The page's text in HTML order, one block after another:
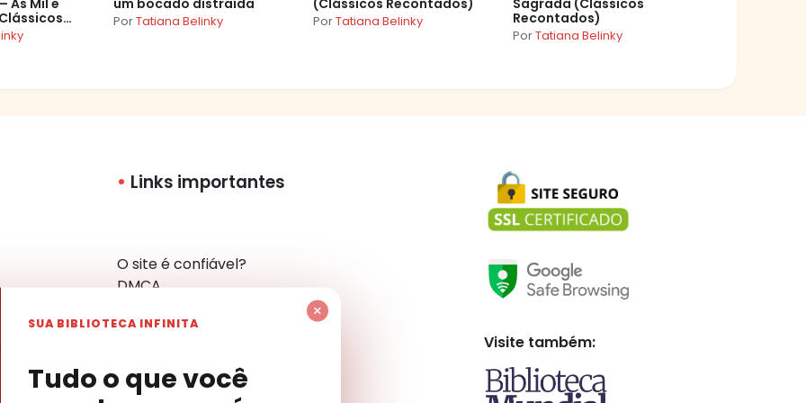
As Mil e
um bocado distraída
PorTatiana Belinky
(Clássicos Recontados)
PorTatiana Belinky
Sagrada (Clássicos
Recontados)
PorTatiana Belinky
Links importantes
O site é confiável?
DMCA
Mapa do Site
Visite também:
×
SUA BIBLIOTECA INFINITA
Tudo o que você